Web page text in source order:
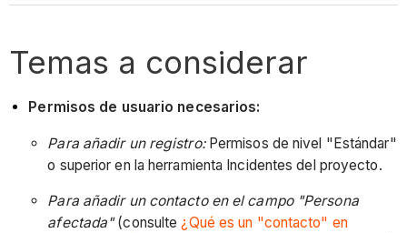
Temas a considerar
Permisos de usuario necesarios:
Para añadir un registro:Permisos de nivel "Estándar"
o superior en la herramienta Incidentes del proyecto.
Para añadir un contacto en el campo "Persona
afectada"(consulte¿Qué es un "contacto" en